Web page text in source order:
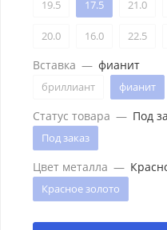
19.5 17.5 21.0
20.0 16.0 22.5
Вставка — фианит
бриллиант фианит
Статус товара — Под
Под заказ
Цвет металла —
Красное золото